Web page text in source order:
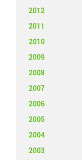
2012
2011
2010
2009
2008
2007
2006
2005
2004
2003